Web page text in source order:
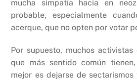
mucha simpatía hacia en
probable, especialmente
acerque, que no opten por votar
Por supuesto, muchos
que más sentido común
mejor es dejarse de